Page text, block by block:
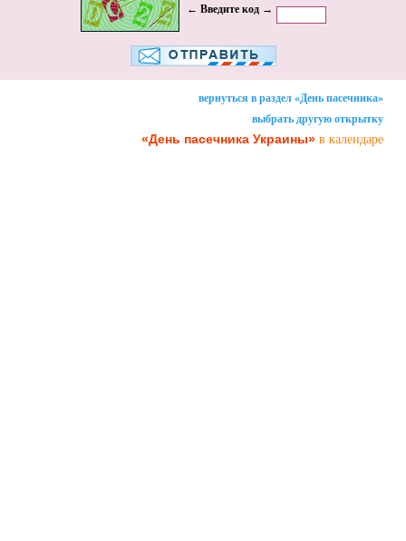
← Введите код →
вернуться в раздел «День пасечника»
выбрать другую открытку
«День пасечника Украины» в календаре